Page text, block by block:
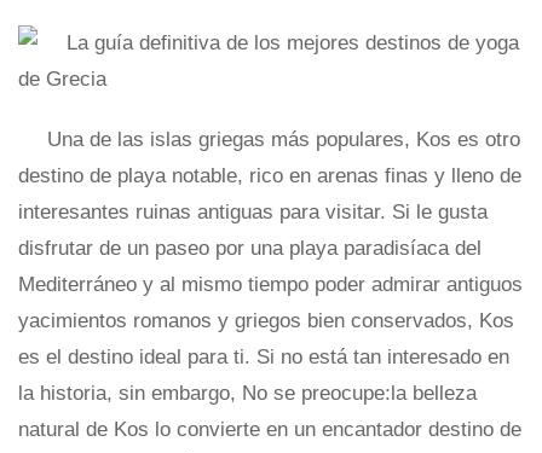
Una de las islas griegas más populares, Kos es otro
destino de playa notable, rico en arenas finas y lleno de
interesantes ruinas antiguas para visitar. Si le gusta
disfrutar de un paseo por una playa paradisíaca del
Mediterráneo y al mismo tiempo poder admirar antiguos
yacimientos romanos y griegos bien conservados, Kos
es el destino ideal para ti. Si no está tan interesado en
la historia, sin embargo, No se preocupe:la belleza
natural de Kos lo convierte en un encantador destino de